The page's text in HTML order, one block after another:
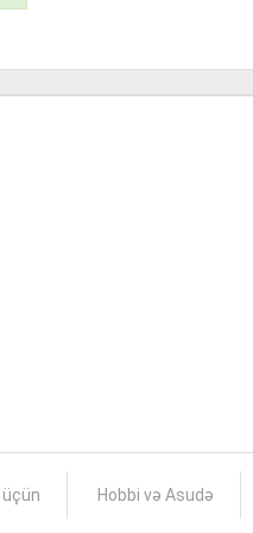
Hobbi və Asudə